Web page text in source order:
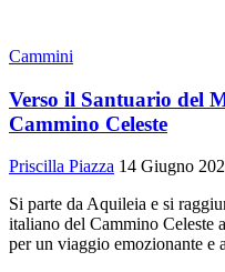
Cammini
Verso il Santuario del
Cammino Celeste
Priscilla Piazza 14 Giugno
Si parte da Aquileia e si
italiano del Cammino Celeste
per un viaggio emozionante e